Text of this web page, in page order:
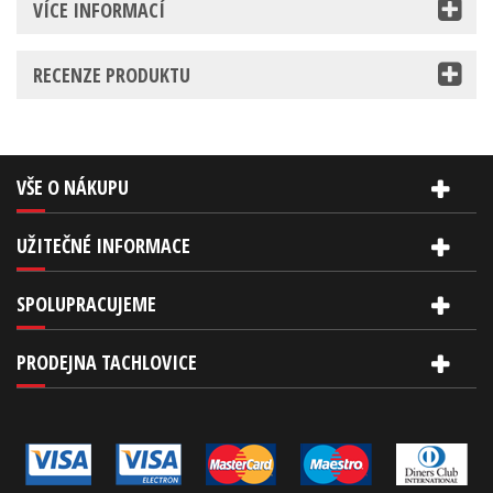
VÍCE INFORMACÍ
RECENZE PRODUKTU
VŠE O NÁKUPU
UŽITEČNÉ INFORMACE
SPOLUPRACUJEME
PRODEJNA TACHLOVICE